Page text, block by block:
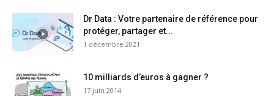
Dr Data : Votre partenaire de référence pour
protéger, partager et...
1 décembre 2021
10 milliards d’euros à gagner ?
17 juin 2014